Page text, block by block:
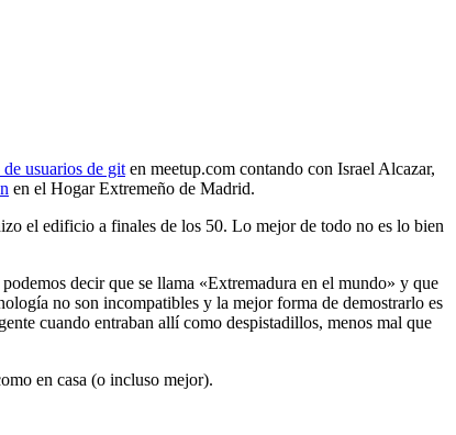
usuarios de git en meetup.com contando con Israel Alcazar,
en el Hogar Extremeño de Madrid.
el edificio a finales de los 50. Lo mejor de todo no es lo bien
decir que se llama «Extremadura en el mundo» y que
no son incompatibles y la mejor forma de demostrarlo es
cuando entraban allí como despistadillos, menos mal que
en casa (o incluso mejor).